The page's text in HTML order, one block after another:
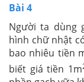
Bài 4
Người ta dùng
hình chữ nhật
bao nhiêu tiền
biết giá tiền 1m